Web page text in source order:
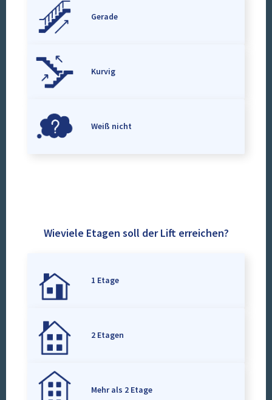
Gerade
Kurvig
Weiß nicht
Wieviele Etagen soll der Lift erreichen?
1 Etage
2 Etagen
Mehr als 2 Etage